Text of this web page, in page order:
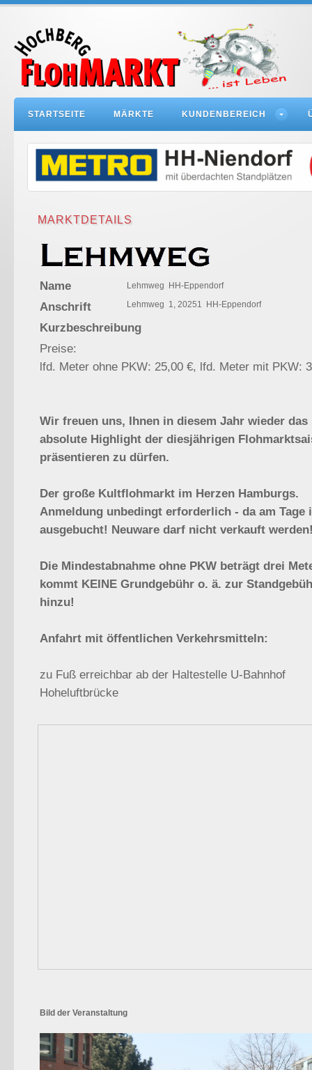
STARTSEITE MÄRKTE KUNDENBEREICH
MARKTDETAILS
Name Lehmweg HH-Eppendorf
Anschrift Lehmweg 1, 20251 HH-Eppendorf
Kurzbeschreibung
Preise:
lfd. Meter ohne PKW: 25,00 €, lfd. Meter mit PKW:
Wir freuen uns, Ihnen in diesem Jahr wieder das
absolute Highlight der diesjährigen
präsentieren zu dürfen.
Der große Kultflohmarkt im Herzen Hamburgs.
Anmeldung unbedingt erforderlich - da am Tage
ausgebucht! Neuware darf nicht verkauft
Die Mindestabnahme ohne PKW beträgt drei
kommt KEINE Grundgebühr o. ä. zur
hinzu!
Anfahrt mit öffentlichen Verkehrsmitteln:
zu Fuß erreichbar ab der Haltestelle U-Bahnhof
Hoheluftbrücke
Bild der Veranstaltung